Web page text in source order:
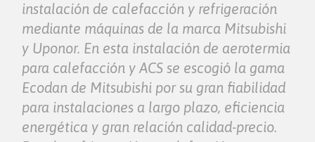
instalación de calefacción y refrigeración
mediante máquinas de la marca Mitsubishi
y Uponor. En esta instalación de aerotermia
para calefacción y ACS se escogió la gama
Ecodan de Mitsubishi por su gran fiabilidad
para instalaciones a largo plazo, eficiencia
energética y gran relación calidad-precio.